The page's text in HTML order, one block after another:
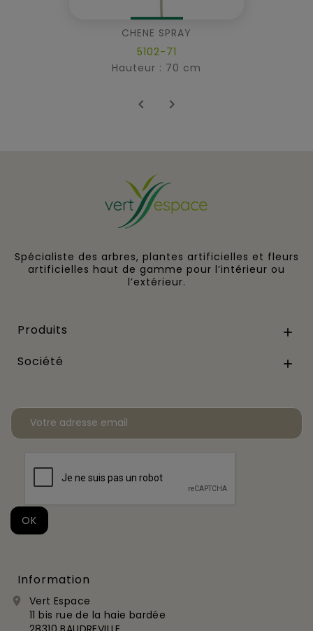
CHENE SPRAY
5102-71
Hauteur : 70 cm
 
Spécialiste des arbres, plantes artificielles et fleurs
artificielles haut de gamme pour l’intérieur ou
l’extérieur.
Produits 
Société 
Information

Vert Espace
11 bis rue de la haie bardée